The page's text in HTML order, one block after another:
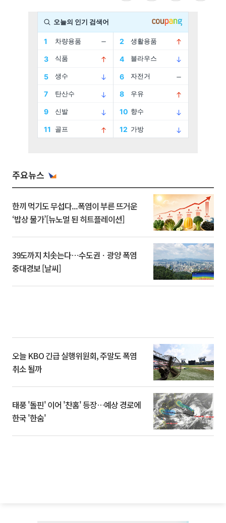
주요뉴스
한끼 먹기도 무섭다...폭염이 부른 뜨거운
‘밥상 물가’[뉴노멀 된 히트플레이션]
39도까지 치솟는다⋯수도권ㆍ광양 폭염
중대경보 [날씨]
오늘 KBO 긴급 실행위원회, 주말도 폭염
취소 될까
태풍 '돌핀' 이어 '찬홈' 등장…예상 경로에
한국 '한숨'